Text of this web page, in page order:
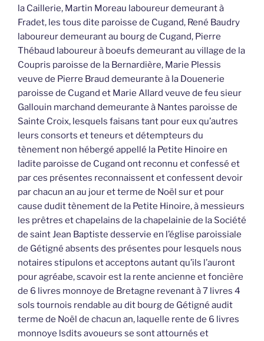
la Caillerie, Martin Moreau laboureur demeurant à
Fradet, les tous dite paroisse de Cugand, René Baudry
laboureur demeurant au bourg de Cugand, Pierre
Thébaud laboureur à boeufs demeurant au village de la
Coupris paroisse de la Bernardière, Marie Plessis
veuve de Pierre Braud demeurante à la Douenerie
paroisse de Cugand et Marie Allard veuve de feu sieur
Gallouin marchand demeurante à Nantes paroisse de
Sainte Croix, lesquels faisans tant pour eux qu’autres
leurs consorts et teneurs et détempteurs du
tènement non hébergé appellé la Petite Hinoire en
ladite paroisse de Cugand ont reconnu et confessé et
par ces présentes reconnaissent et confessent devoir
par chacun an au jour et terme de Noël sur et pour
cause dudit tènement de la Petite Hinoire, à messieurs
les prêtres et chapelains de la chapelainie de la Société
de saint Jean Baptiste desservie en l’église paroissiale
de Gétigné absents des présentes pour lesquels nous
notaires stipulons et acceptons autant qu’ils l’auront
pour agréabe, scavoir est la rente ancienne et foncière
de 6 livres monnoye de Bretagne revenant à 7 livres 4
sols tournois rendable au dit bourg de Gétigné audit
terme de Noël de chacun an, laquelle rente de 6 livres
monnoye lsdits avoueurs se sont attournés et